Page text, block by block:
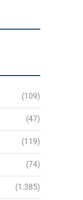
(109)
(47)
(119)
(74)
(1.385)